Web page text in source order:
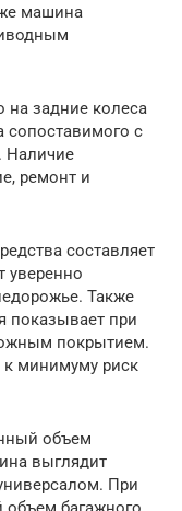
машина
на задние колеса
сопоставимого с
Наличие
ремонт и
составляет
уверенно
Также
показывает при
покрытием.
минимуму риск
объем
выглядит
При